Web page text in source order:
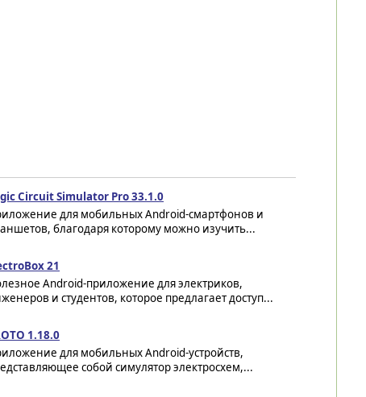
Circuit Simulator Pro 33.1.0
для мобильных Android-смартфонов и
благодаря которому можно изучить...
21
Android-приложение для электриков,
и студентов, которое предлагает доступ...
1.18.0
для мобильных Android-устройств,
собой симулятор электросхем,...